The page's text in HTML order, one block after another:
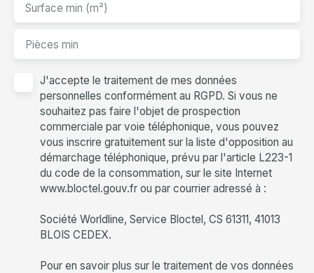
Surface min (m²)
Pièces min
J'accepte le traitement de mes données
personnelles conformément au RGPD. Si vous ne
souhaitez pas faire l'objet de prospection
commerciale par voie téléphonique, vous pouvez
vous inscrire gratuitement sur la liste d'opposition au
démarchage téléphonique, prévu par l'article L223-1
du code de la consommation, sur le site Internet
www.bloctel.gouv.fr ou par courrier adressé à :
Société Worldline, Service Bloctel, CS 61311, 41013
BLOIS CEDEX.
Pour en savoir plus sur le traitement de vos données